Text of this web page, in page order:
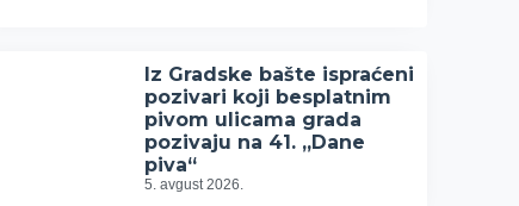
Iz Gradske bašte ispraćeni
pozivari koji besplatnim
pivom ulicama grada
pozivaju na 41. „Dane
piva“
5. avgust 2026.